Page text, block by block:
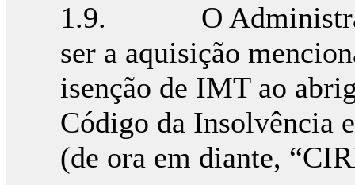
1.9. O
ser a aquisição
isenção de IMT ao
Código da Insolvência
(de ora em diante,